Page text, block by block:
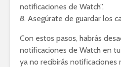
notificaciones de Watch”.
8. Asegúrate de guardar los
Con estos pasos, habrás
notificaciones de Watch en
ya no recibirás notificaciones